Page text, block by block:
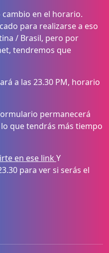
en el horario.
para realizarse a eso
/ Brasil, pero por
tendremos que
a las 23.30 PM, horario
permanecerá
que tendrás más tiempo
en ese link Y
para ver si serás el